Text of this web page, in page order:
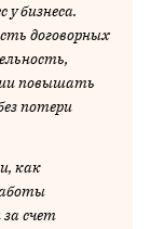
бизнеса.
договорных
повышать
потери
как
счет